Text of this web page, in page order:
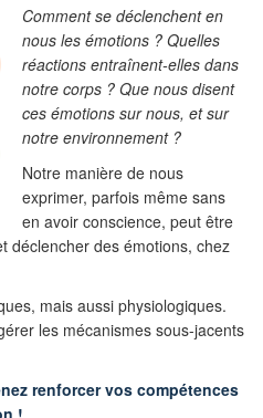
Comment se déclenchent en
nous les émotions ? Quelles
réactions entraînent-elles dans
notre corps ? Que nous disent
ces émotions sur nous, et sur
notre environnement ?
Notre manière de nous
exprimer, parfois même sans
en avoir conscience, peut être
déclencher des émotions, chez
mais aussi physiologiques.
les mécanismes sous-jacents
renforcer vos compétences
!